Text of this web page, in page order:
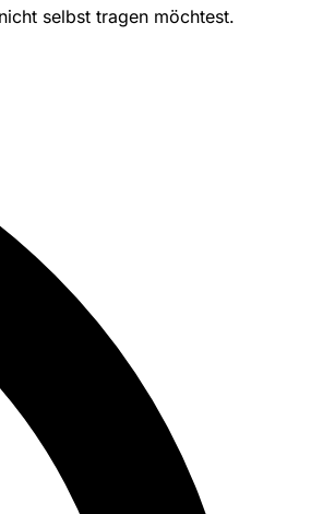
selbst tragen möchtest.